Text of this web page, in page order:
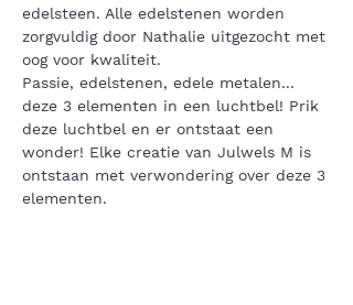
edelsteen. Alle edelstenen worden
zorgvuldig door Nathalie uitgezocht met
oog voor kwaliteit.
Passie, edelstenen, edele metalen...
deze 3 elementen in een luchtbel! Prik
deze luchtbel en er ontstaat een
wonder! Elke creatie van Julwels M is
ontstaan met verwondering over deze 3
elementen.